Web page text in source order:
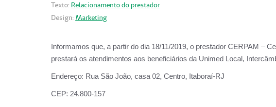
Texto: Relacionamento do prestador
Design: Marketing
Informamos que, a partir do dia 18/11/2019, o prestador CERPAM –
prestará os atendimentos aos beneficiários da Unimed Local,
Endereço: Rua São João, casa 02, Centro, Itaboraí-RJ
CEP: 24.800-157